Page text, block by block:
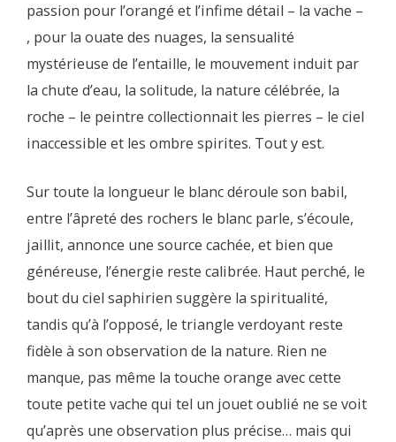
passion pour l’orangé et l’infime détail – la vache –
, pour la ouate des nuages, la sensualité
mystérieuse de l’entaille, le mouvement induit par
la chute d’eau, la solitude, la nature célébrée, la
roche – le peintre collectionnait les pierres – le ciel
inaccessible et les ombre spirites. Tout y est.
Sur toute la longueur le blanc déroule son babil,
entre l’âpreté des rochers le blanc parle, s’écoule,
jaillit, annonce une source cachée, et bien que
généreuse, l’énergie reste calibrée. Haut perché, le
bout du ciel saphirien suggère la spiritualité,
tandis qu’à l’opposé, le triangle verdoyant reste
fidèle à son observation de la nature. Rien ne
manque, pas même la touche orange avec cette
toute petite vache qui tel un jouet oublié ne se voit
qu’après une observation plus précise… mais qui